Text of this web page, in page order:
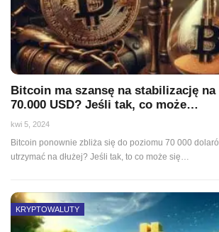
Bitcoin ma szansę na stabilizację
70.000 USD? Jeśli tak, co może…
kwi 5, 2024
Bitcoin ponownie zbliża się do poziomu 70 000
utrzymać na dłużej? Jeśli tak, to co może się…
KRYPTOWALUTY